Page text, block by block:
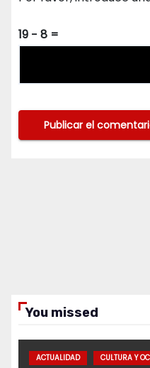
19 − 8 =
You missed
ACTUALIDAD CULTURA Y